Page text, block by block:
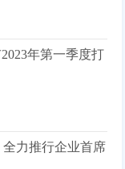
年第一季度打
全力推行企业首席